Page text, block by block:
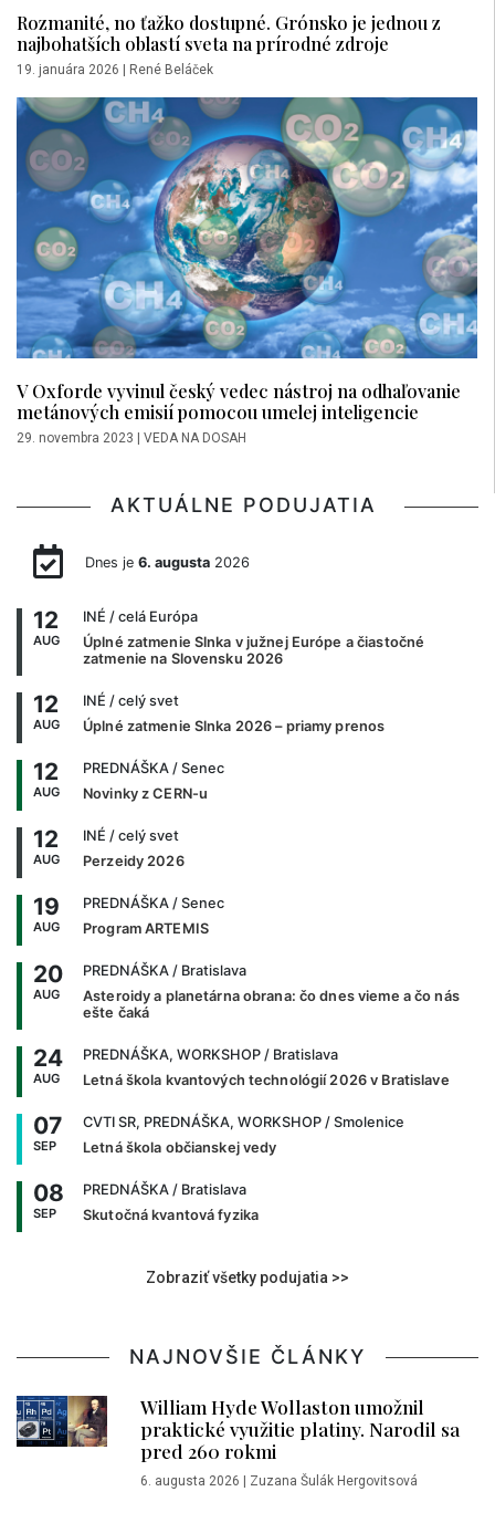
Rozmanité, no ťažko dostupné. Grónsko je jednou z
najbohatších oblastí sveta na prírodné zdroje
19. januára 2026 René Beláček
V Oxforde vyvinul český vedec nástroj na odhaľovanie
metánových emisií pomocou umelej inteligencie
29. novembra 2023 VEDA NA DOSAH
AKTUÁLNE PODUJATIA
Dnes je 6. augusta2026
12
AUG
INÉ / celá Európa
Úplné zatmenie Slnka v južnej Európe a čiastočné
zatmenie na Slovensku 2026
12
AUG
INÉ / celý svet
Úplné zatmenie Slnka 2026 – priamy prenos
12
AUG
PREDNÁŠKA / Senec
Novinky z CERN-u
12
AUG
INÉ / celý svet
Perzeidy 2026
19
AUG
PREDNÁŠKA / Senec
Program ARTEMIS
20
AUG
PREDNÁŠKA / Bratislava
Asteroidy a planetárna obrana: čo dnes vieme a čo nás
ešte čaká
24
AUG
PREDNÁŠKA, WORKSHOP / Bratislava
Letná škola kvantových technológií 2026 v Bratislave
07
SEP
CVTI SR, PREDNÁŠKA, WORKSHOP / Smolenice
Letná škola občianskej vedy
08
SEP
PREDNÁŠKA / Bratislava
Skutočná kvantová fyzika
Zobraziť všetky podujatia >>
NAJNOVŠIE ČLÁNKY
William Hyde Wollaston umožnil
praktické využitie platiny. Narodil sa
pred 260 rokmi
6. augusta 2026 | Zuzana Šulák Hergovitsová